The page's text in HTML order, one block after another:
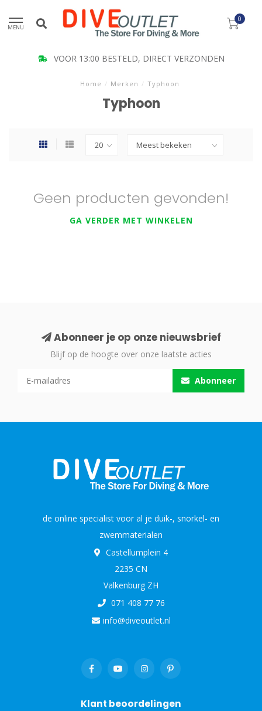
MENU
0
VOOR 13:00 BESTELD, DIRECT VERZONDEN
Home / Merken / Typhoon
Typhoon
Geen producten gevonden!
GA VERDER MET WINKELEN
Abonneer je op onze nieuwsbrief
Blijf op de hoogte over onze laatste acties
Abonneer
de online specialist voor al je duik-, snorkel- en
zwemmaterialen
Castellumplein 4
2235 CN
Valkenburg ZH
071 408 77 76
info@diveoutlet.nl
Klant beoordelingen